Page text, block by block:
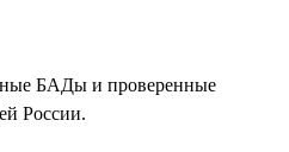
БАДы и проверенные
России.